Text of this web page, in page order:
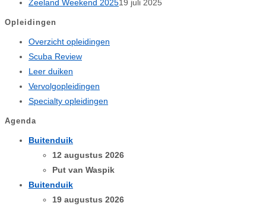
Zeeland Weekend 202519 juli 2025
Opleidingen
Overzicht opleidingen
Scuba Review
Leer duiken
Vervolgopleidingen
Specialty opleidingen
Agenda
Buitenduik
12 augustus 2026
Put van Waspik
Buitenduik
19 augustus 2026